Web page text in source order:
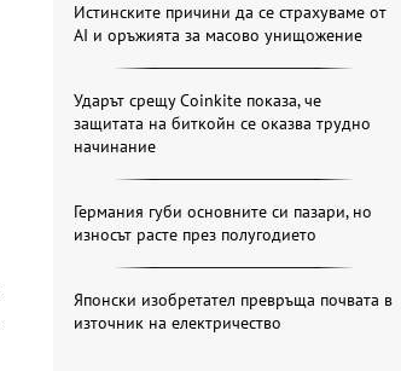
Истинските причини да се страхуваме от
AI и оръжията за масово унищожение
Ударът срещу Coinkite показа, че
защитата на биткойн се оказва трудно
начинание
Германия губи основните си пазари, но
износът расте през полугодието
Японски изобретател превръща почвата в
източник на електричество